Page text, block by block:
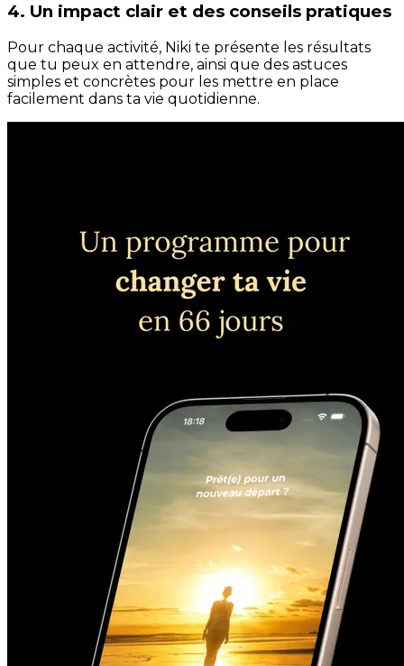
4. Un impact clair et des conseils pratiques
Pour chaque activité, Niki te présente les résultats
que tu peux en attendre, ainsi que des astuces
simples et concrètes pour les mettre en place
facilement dans ta vie quotidienne.